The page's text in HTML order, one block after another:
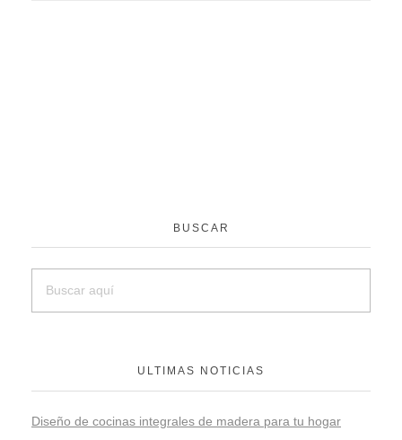
BUSCAR
ULTIMAS NOTICIAS
Diseño de cocinas integrales de madera para tu hogar